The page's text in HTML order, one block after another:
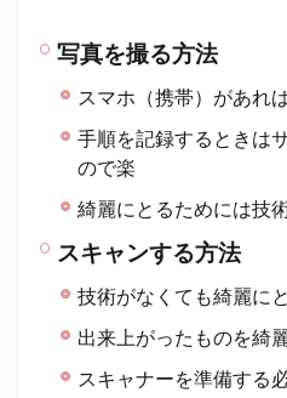
写真を撮る方法
スマホ（携帯）があれ
手順を記録するときは
ので楽
綺麗にとるためには技
スキャンする方法
技術がなくても綺麗に
出来上がったものを綺
スキャナーを準備する